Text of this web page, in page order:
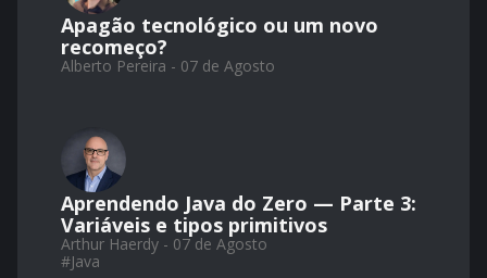
Apagão tecnológico ou um novo
recomeço?
Alberto Pereira - 07 de Agosto
Aprendendo Java do Zero — Parte 3:
Variáveis e tipos primitivos
Arthur Haerdy - 07 de Agosto
#Java